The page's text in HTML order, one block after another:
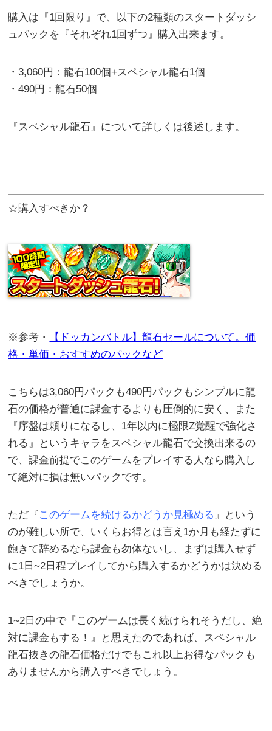
購入は『1回限り』で、以下の2種類のスタートダッシ
ュパックを『それぞれ1回ずつ』購入出来ます。
・3,060円：龍石100個+スペシャル龍石1個
・490円：龍石50個
『スペシャル龍石』について詳しくは後述します。
☆購入すべきか？
※参考・
【ドッカンバトル】龍石セールについて。価
格・単価・おすすめのパックなど
こちらは3,060円パックも490円パックもシンプルに龍
石の価格が普通に課金するよりも圧倒的に安く、また
『序盤は頼りになるし、1年以内に極限Z覚醒で強化さ
れる』というキャラをスペシャル龍石で交換出来るの
で、課金前提でこのゲームをプレイする人なら購入し
て絶対に損は無いパックです。
ただ『 このゲームを続けるかどうか見極める 』という
のが難しい所で、いくらお得とは言え1か月も経たずに
飽きて辞めるなら課金も勿体ないし、まずは購入せず
に1日~2日程プレイしてから購入するかどうかは決める
べきでしょうか。
1~2日の中で『このゲームは長く続けられそうだし、絶
対に課金もする！』と思えたのであれば、スペシャル
龍石抜きの龍石価格だけでもこれ以上お得なパックも
ありませんから購入すべきでしょう。